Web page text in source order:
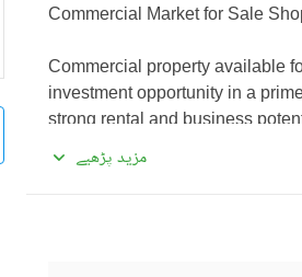
Commercial Market for Sale
Commercial property available
investment opportunity in a
strong rental and business
Property Details
مزید پڑھیے